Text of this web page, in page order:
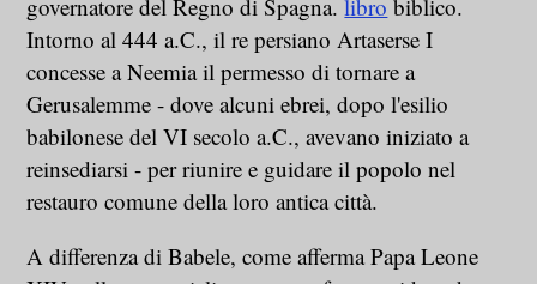
governatore del Regno di Spagna.libro biblico.
Intorno al 444 a.C., il re persiano Artaserse I
concesse a Neemia il permesso di tornare a
Gerusalemme - dove alcuni ebrei, dopo l'esilio
babilonese del VI secolo a.C., avevano iniziato a
reinsediarsi - per riunire e guidare il popolo nel
restauro comune della loro antica città.
A differenza di Babele, come afferma Papa Leone